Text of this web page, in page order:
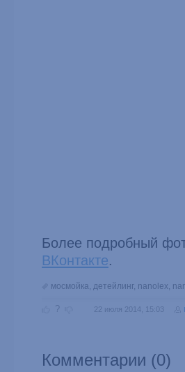
Более подробный
ВКонтакте.
мосмойка, детейлинг, nanolex,
? 22 июля 2014, 15:03
Комментарии (0)